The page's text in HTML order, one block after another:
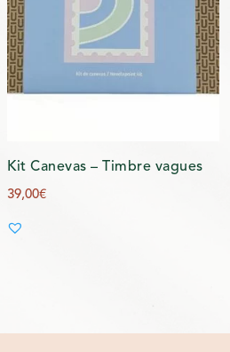
Kit Canevas – Timbre vagues
39,00€